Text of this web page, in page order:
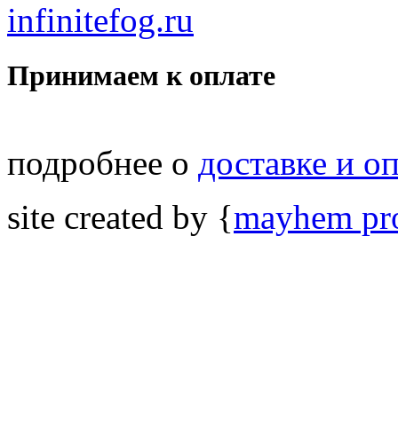
infinitefog.ru
Принимаем к оплате
подробнее о доставке и
site created by {mayhem